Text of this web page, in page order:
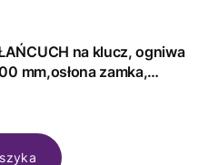
mm,osłona zamka,